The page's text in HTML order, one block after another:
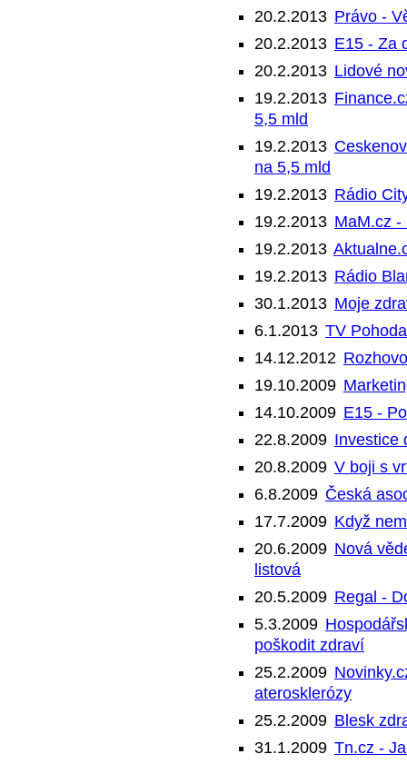
20.2.2013 Právo -
20.2.2013 E15 - Za
20.2.2013 Lidové
19.2.2013
5,5 mld
19.2.2013
na 5,5 mld
19.2.2013 Rádio
19.2.2013 MaM.cz -
19.2.2013
19.2.2013 Rádio
30.1.2013 Moje
6.1.2013 TV
14.12.2012
19.10.2009
14.10.2009 E15 -
22.8.2009 Investice
20.8.2009 V boji s
6.8.2009 Česká
17.7.2009 Když
20.6.2009 Nová
listová
20.5.2009 Regal -
5.3.2009
poškodit zdraví
25.2.2009
aterosklerózy
25.2.2009 Blesk
31.1.2009 Tn.cz -